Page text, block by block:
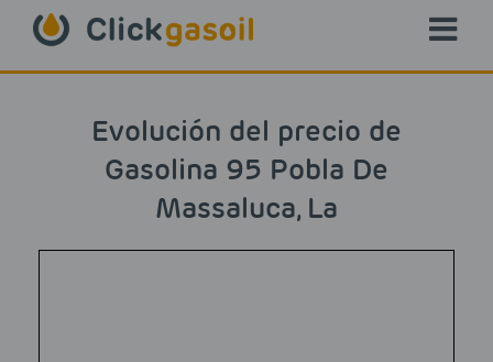
Evolución del precio de
Gasolina 95 Pobla De
Massaluca, La